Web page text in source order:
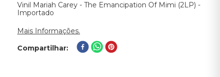
Vinil Mariah Carey - The Emancipation Of Mimi (2LP) -
Importado
Mais Informações.
Compartilhar